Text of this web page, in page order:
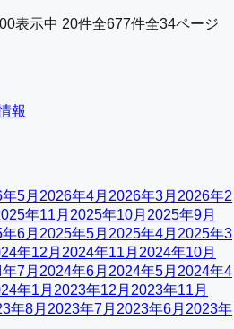
表示中 20件全677件全34ページ
報
5月 2026年4月 2026年3月 2026年2
年11月 2025年10月 2025年9月
6月 2025年5月 2025年4月 2025年3
年12月 2024年11月 2024年10月
7月 2024年6月 2024年5月 2024年4
年1月 2023年12月 2023年11月
年8月 2023年7月 2023年6月 2023年